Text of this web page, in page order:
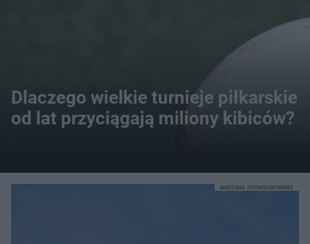
Dlaczego wielkie turnieje piłkarskie
od lat przyciągają miliony kibiców?
MATERIAŁ SPONSOROWANY